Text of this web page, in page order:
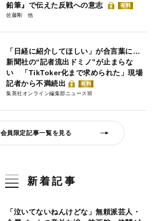
鉛筆』で伝えた反戦への意志
有料
佐藤剛
「日経に紹介してほしい」が合言葉に…
新聞社の“記者流出ドミノ”が止まらな
い 「TikToker化まで求められた」現場
記者から不満続出
有料
集英社オンライン編集部ニュース班
会員限定記事一覧を見る
新着記事
「泣いてないねんけどな」無頼派芸人・